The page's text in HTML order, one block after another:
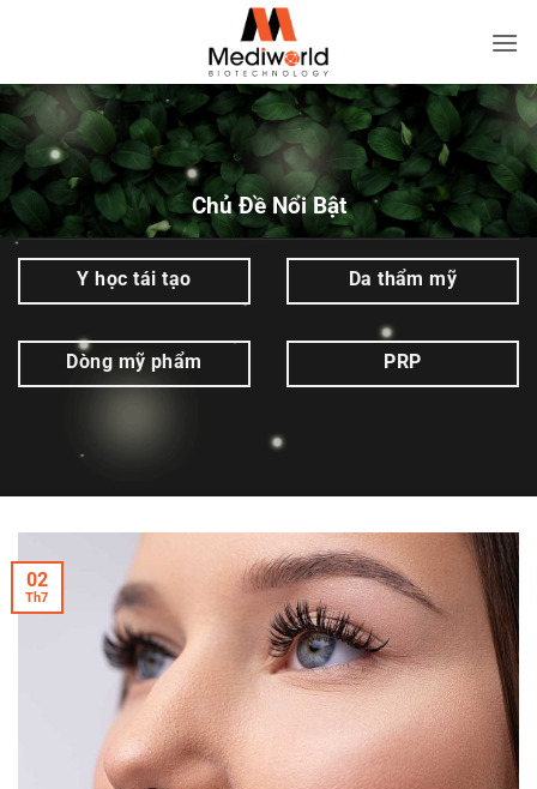
dung
&
Eyebrow
Enhancer
|
Mediworld
Chủ Đề Nổi Bật
Y học tái tạo Da thẩm mỹ
Dòng mỹ phẩm PRP
02
Th7